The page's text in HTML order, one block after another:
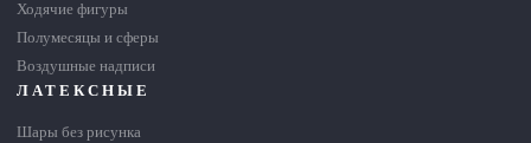
Ходячие фигуры
Полумесяцы и сферы
Воздушные надписи
ЛАТЕКСНЫЕ
Шары без рисунка